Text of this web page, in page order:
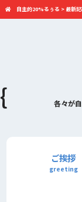
各々が
自主的20%るぅる > 最新
ご挨拶
greeting